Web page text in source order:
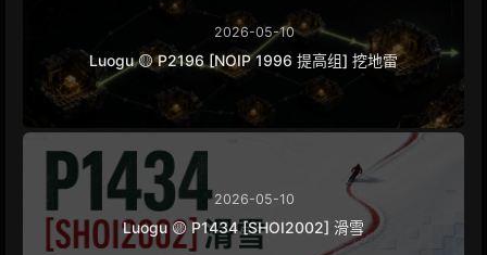
2026-05-10
Luogu 🟡 P2196 [NOIP 1996 提高组] 挖地雷
2026-05-10
Luogu 🟡 P1434 [SHOI2002] 滑雪